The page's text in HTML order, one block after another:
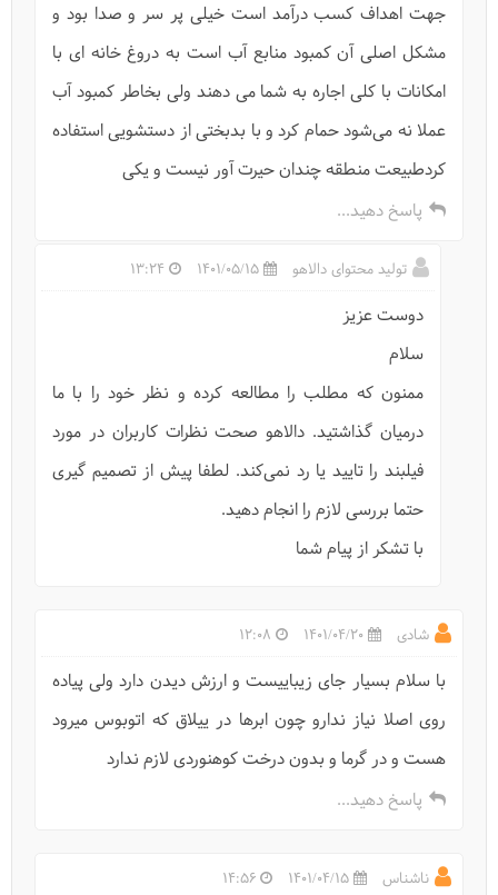
جهت اهداف کسب درآمد است خیلی پر سر و صدا بود و
مشکل اصلی آن کمبود منابع آب است به دروغ خانه ای با
امکانات با کلی اجاره به شما می دهند ولی بخاطر کمبود آب
عملا نه می‌شود حمام کرد و با بدبختی از دستشویی استفاده
کردطبیعت منطقه چندان حیرت آور نیست و یکی
پاسخ دهید...
تولید محتوای دالاهو 1401/05/15
13:24
دوست عزیز
سلام
ممنون که مطلب را مطالعه کرده و نظر خود را با ما
درمیان گذاشتید. دالاهو صحت نظرات کاربران در مورد
فیلبند را تایید یا رد نمی‌کند. لطفا پیش از تصمیم گیری
حتما بررسی لازم را انجام دهید.
با تشکر از پیام شما
شادی 1401/04/20
12:08
با سلام بسیار جای زیباییست و ارزش دیدن دارد ولی پیاده
روی اصلا نیاز ندارو چون ابرها در ییلاق که اتوبوس میرود
هست و در گرما و بدون درخت کوهنوردی لازم ندارد
پاسخ دهید...
ناشناس 1401/04/15
14:56